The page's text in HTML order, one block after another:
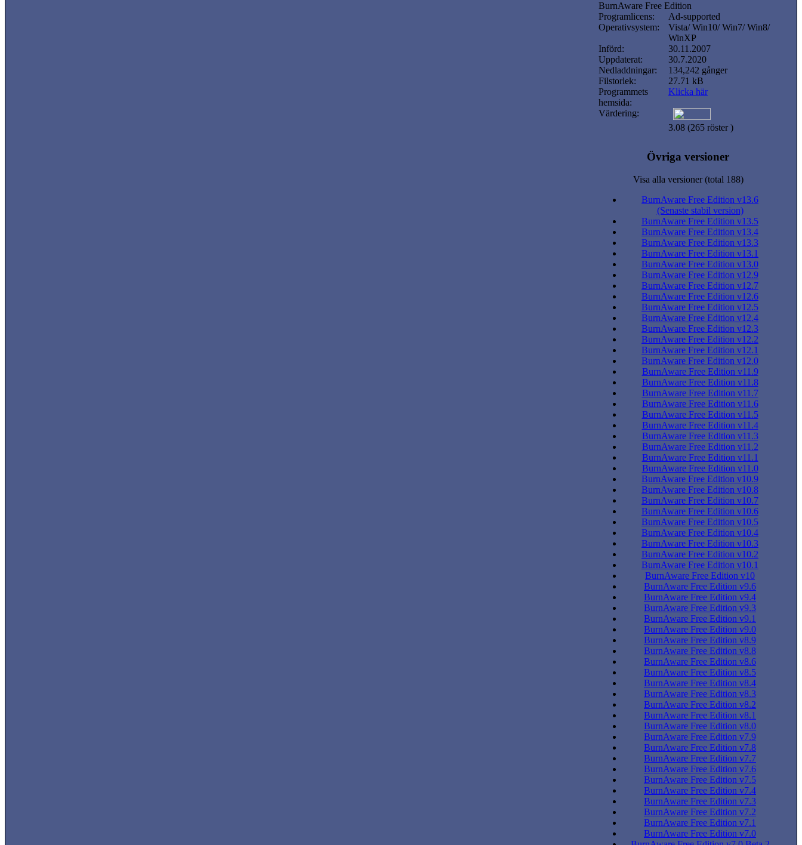
BurnAware Free Edition
Programlicens:
Ad-supported
Operativsystem:
Vista/ Win10/ Win7/ Win8/
WinXP
Införd:
30.11.2007
Uppdaterat:
30.7.2020
Nedladdningar:
134,242 gånger
Filstorlek:
27.71 kB
Programmets
hemsida:
Klicka här
Värdering:
3.08 (265 röster )
Övriga versioner
Visa alla versioner (total 188)
BurnAware Free Edition v13.6
(Senaste stabil version)
BurnAware Free Edition v13.5
BurnAware Free Edition v13.4
BurnAware Free Edition v13.3
BurnAware Free Edition v13.1
BurnAware Free Edition v13.0
BurnAware Free Edition v12.9
BurnAware Free Edition v12.7
BurnAware Free Edition v12.6
BurnAware Free Edition v12.5
BurnAware Free Edition v12.4
BurnAware Free Edition v12.3
BurnAware Free Edition v12.2
BurnAware Free Edition v12.1
BurnAware Free Edition v12.0
BurnAware Free Edition v11.9
BurnAware Free Edition v11.8
BurnAware Free Edition v11.7
BurnAware Free Edition v11.6
BurnAware Free Edition v11.5
BurnAware Free Edition v11.4
BurnAware Free Edition v11.3
BurnAware Free Edition v11.2
BurnAware Free Edition v11.1
BurnAware Free Edition v11.0
BurnAware Free Edition v10.9
BurnAware Free Edition v10.8
BurnAware Free Edition v10.7
BurnAware Free Edition v10.6
BurnAware Free Edition v10.5
BurnAware Free Edition v10.4
BurnAware Free Edition v10.3
BurnAware Free Edition v10.2
BurnAware Free Edition v10.1
BurnAware Free Edition v10
BurnAware Free Edition v9.6
BurnAware Free Edition v9.4
BurnAware Free Edition v9.3
BurnAware Free Edition v9.1
BurnAware Free Edition v9.0
BurnAware Free Edition v8.9
BurnAware Free Edition v8.8
BurnAware Free Edition v8.6
BurnAware Free Edition v8.5
BurnAware Free Edition v8.4
BurnAware Free Edition v8.3
BurnAware Free Edition v8.2
BurnAware Free Edition v8.1
BurnAware Free Edition v8.0
BurnAware Free Edition v7.9
BurnAware Free Edition v7.8
BurnAware Free Edition v7.7
BurnAware Free Edition v7.6
BurnAware Free Edition v7.5
BurnAware Free Edition v7.4
BurnAware Free Edition v7.3
BurnAware Free Edition v7.2
BurnAware Free Edition v7.1
BurnAware Free Edition v7.0